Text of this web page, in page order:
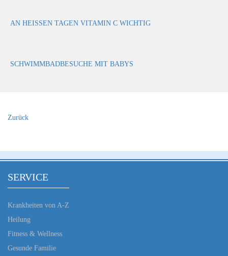
AN HEISSEN TAGEN VITAMIN C WICHTIG
SCHWIMMBADBESUCHE MIT BABYS
Zurück
SERVICE
Krankheiten von A-Z
Heilung
Fitness & Wellness
Gesunde Familie